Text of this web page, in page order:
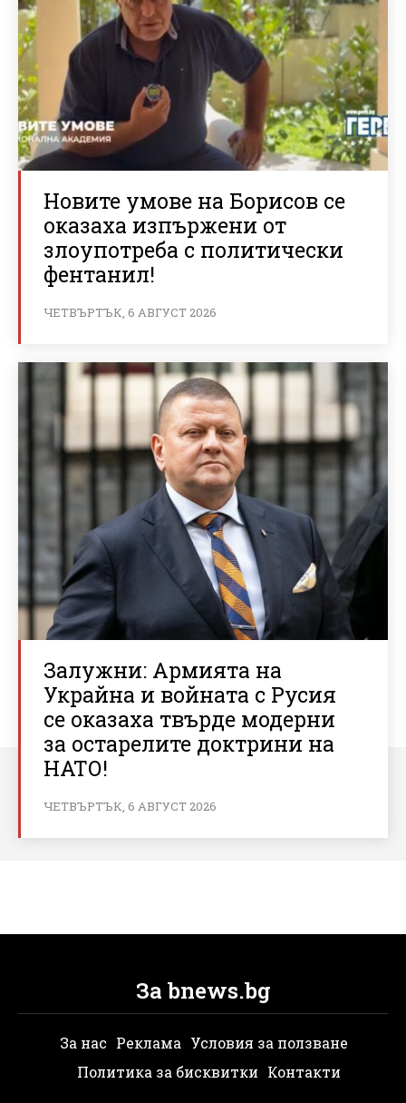
Новите умове на Борисов се
оказаха изпържени от
злоупотреба с политически
фентанил!
ЧЕТВЪРТЪК, 6 АВГУСТ 2026
Залужни: Армията на
Украйна и войната с Русия
се оказаха твърде модерни
за остарелите доктрини на
НАТО!
ЧЕТВЪРТЪК, 6 АВГУСТ 2026
За bnews.bg
За нас Реклама Условия за ползване
Политика за бисквитки Контакти